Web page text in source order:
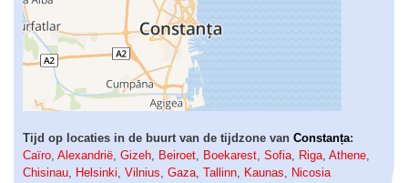
Tijd op locaties in de buurt van de tijdzone van Constanța:
Caïro Alexandrië Gizeh Beiroet Boekarest Sofia Riga Athene
Chisinau
Helsinki Vilnius Gaza Tallinn Kaunas Nicosia